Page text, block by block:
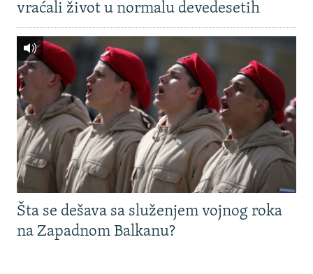
vraćali život u normalu devedesetih
Šta se dešava sa služenjem vojnog roka
na Zapadnom Balkanu?